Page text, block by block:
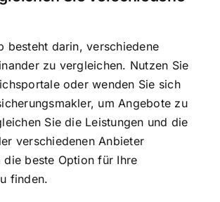
besteht darin, verschiedene
zu vergleichen. Nutzen Sie
oder wenden Sie sich
um Angebote zu
Sie die Leistungen und die
verschiedenen Anbieter
die beste Option für Ihre
finden.